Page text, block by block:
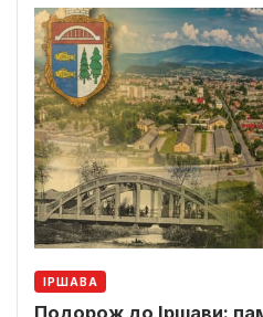
ІРШАВА
Подорож до Іршави: